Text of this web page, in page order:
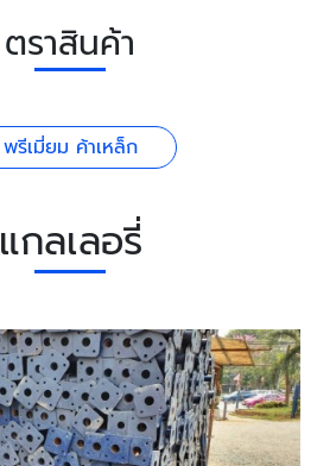
ตราสินค้า
พรีเมี่ยม ค้าเหล็ก
แกลเลอรี่